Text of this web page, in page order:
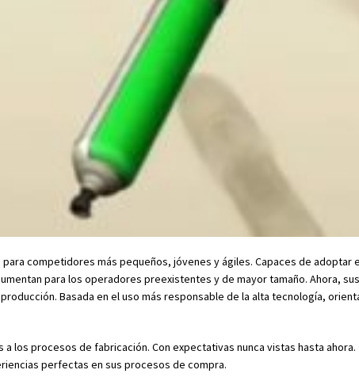
competidores más pequeños, jóvenes y ágiles. Capaces de adoptar e
para los operadores preexistentes y de mayor tamaño. Ahora, sus
Basada en el uso más responsable de la alta tecnología,
los procesos de fabricación. Con expectativas nunca vistas hasta ahora.
perfectas en sus procesos de compra.